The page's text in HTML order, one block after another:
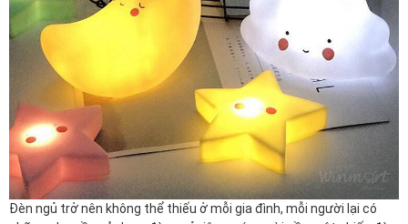
Đèn ngủ trở nên không thể thiếu ở mỗi gia đình, mỗi người lại có